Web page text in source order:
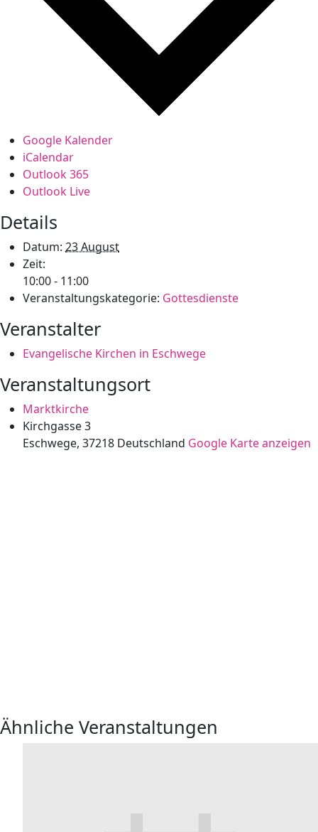
Google Kalender
iCalendar
Outlook 365
Outlook Live
Details
Datum: 23 August
Zeit:
10:00 - 11:00
Veranstaltungskategorie: Gottesdienste
Veranstalter
Evangelische Kirchen in Eschwege
Veranstaltungsort
Marktkirche
Kirchgasse 3
Eschwege, 37218 Deutschland Google Karte anzeigen
Ähnliche Veranstaltungen